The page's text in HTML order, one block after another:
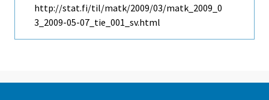
http://stat.fi/til/matk/2009/03/matk_2009_0
3_2009-05-07_tie_001_sv.html